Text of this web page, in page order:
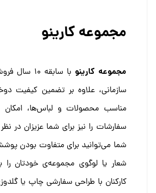
مجموعه کارینو
مجموعه کارینو
با سابقه 10
سازمانی، علاوه بر تضمین کیفیت
مناسب محصولات و لباس‌ها،
سفارشات را نیز برای شما عزیزان در
شما می‌توانید برای متفاوت بودن پوشش
شعار یا لوگوی مجموعه‌ی خودتان را
کارکنان با طراحی سفارشی چاپ یا